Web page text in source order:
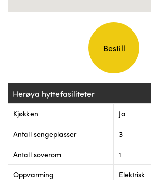
Herøya hyttefasiliteter
Kjøkken Ja
Antall sengeplasser 3
Antall soverom 1
Oppvarming Elektrisk